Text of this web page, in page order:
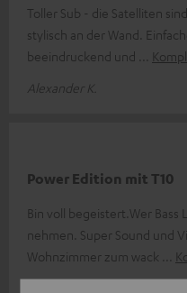
Toller Sub - die Satelliten
stylisch an der Wand.
beeindruckend und
Alexander K.
Power Edition mit T10
Bin voll begeistert.Wer Bass
nehmen. Super Sound und
Wohnzimmer zum wack